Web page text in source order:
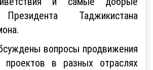
Таджикистана
вопросы продвижения
проектов в разных отраслях